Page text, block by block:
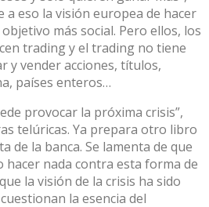
a eso la visión europea de hacer
más social. Pero ellos, los
trading y el trading no tiene
y vender acciones, títulos,
países enteros…
provocar la próxima crisis”,
telúricas. Ya prepara otro libro
de la banca. Se lamenta de que
hacer nada contra esta forma de
la visión de la crisis ha sido
la esencia del